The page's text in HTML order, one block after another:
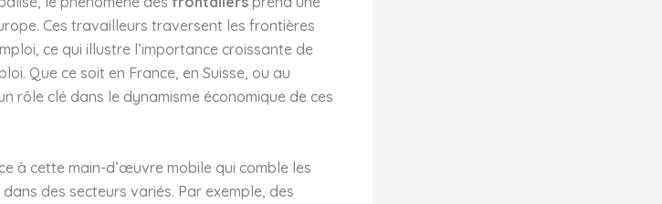
Ces travailleurs traversent les frontières
ce qui illustre l’importance croissante de
Que ce soit en France, en Suisse, ou au
rôle clé dans le dynamisme économique de ces
à cette main-d’œuvre mobile qui comble les
des secteurs variés. Par exemple, des